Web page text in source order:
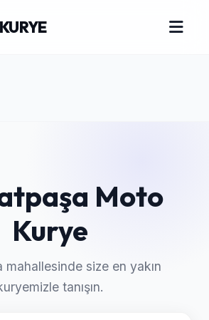
Moto
Kurye
mahallesinde size en yakın
tanışın.